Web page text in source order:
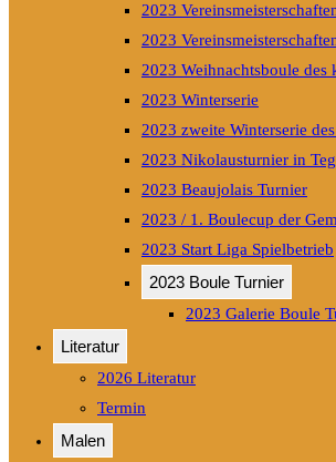
2023
2023
2023 Weihnachtsboule des
2023 Winterserie
2023 zweite Winterserie
2023 Nikolausturnier in
2023 Beaujolais Turnier
2023 / 1. Boulecup der
2023 Start Liga Spielbetrieb
2023 Boule Turnier
2023 Galerie Boule
Literatur
2026 Literatur
Termin
Malen